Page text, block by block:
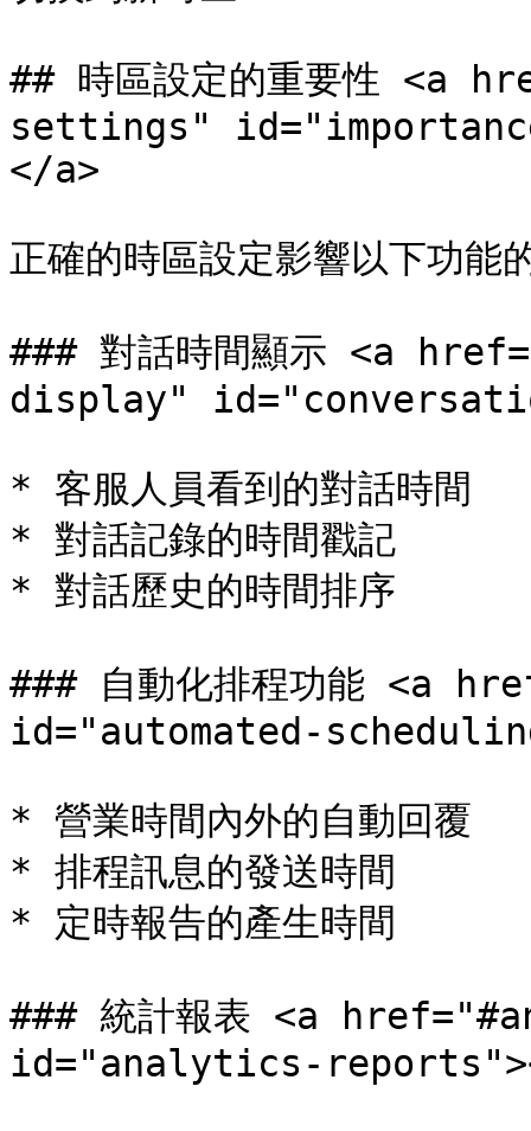
## 時區設定的重要性 <a
settings"
</a>
正確的時區設定影響以下功能
### 對話時間顯示 <a
display"
* 客服人員看到的對話時間
* 對話記錄的時間戳記
* 對話歷史的時間排序
### 自動化排程功能 <a
id="automated-
* 營業時間內外的自動回覆
* 排程訊息的發送時間
* 定時報告的產生時間
### 統計報表 <a
id="analytics-